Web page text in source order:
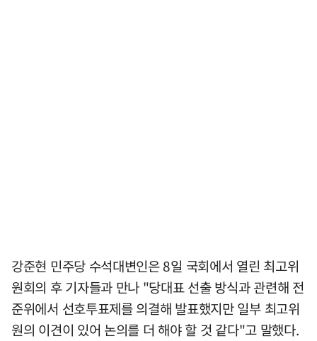
강준현 민주당 수석대변인은 8일 국회에서 열린 최고위
원회의 후 기자들과 만나 "당대표 선출 방식과 관련해 전
준위에서 선호투표제를 의결해 발표했지만 일부 최고위
원의 이견이 있어 논의를 더 해야 할 것 같다"고 말했다.